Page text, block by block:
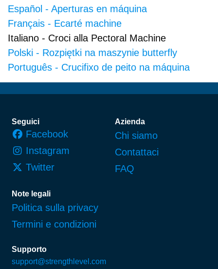
Español - Aperturas en máquina
Français - Ecarté machine
Italiano - Croci alla Pectoral Machine
Polski - Rozpiętki na maszynie butterfly
Português - Crucifixo de peito na máquina
Piè di pagina
Seguici
Facebook
Instagram
Twitter
Azienda
Chi siamo
Contattaci
FAQ
Note legali
Politica sulla privacy
Termini e condizioni
Supporto
support@strengthlevel.com